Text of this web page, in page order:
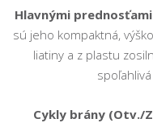
Hlavnými prednosťami
sú jeho kompaktná,
liatiny a z plastu
Cykly brány (Otv./